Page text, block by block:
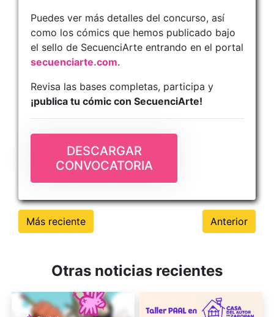
Puedes ver más detalles del concurso, así
como los cómics que hemos publicado bajo
el sello de SecuenciArte entrando en el portal
secuenciarte.com.
Revisa las bases completas, participa y
¡publica tu cómic con SecuenciArte!
DESCARGAR
CONVOCATORIA
Más reciente Anterior
Otras noticias recientes